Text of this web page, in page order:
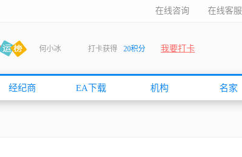
在线咨询 在线客服
何小冰 打卡获得 20积分
打卡获得
我要打卡
经纪商 EA下载 机构 名家